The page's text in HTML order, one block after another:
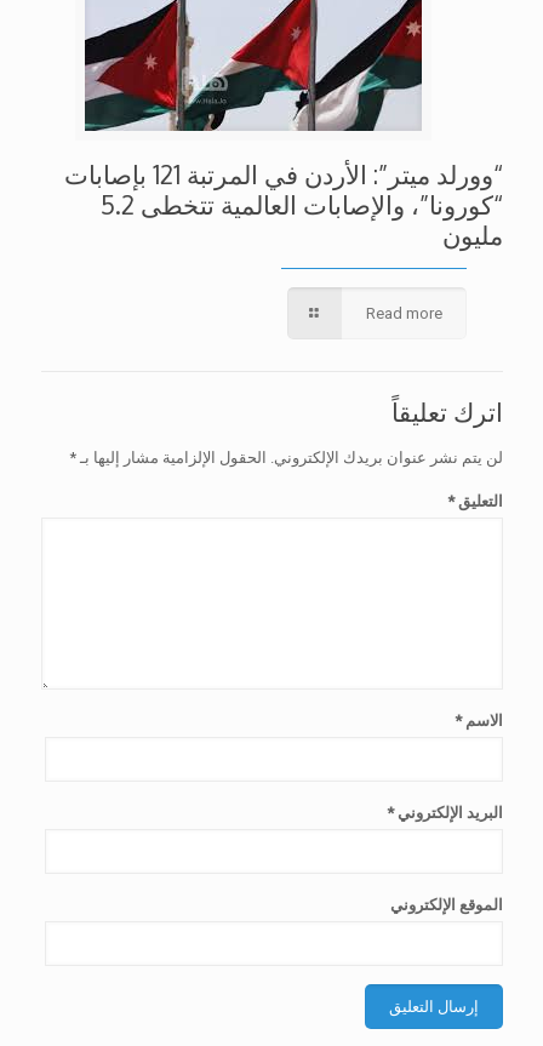
“وورلد ميتر”: الأردن في المرتبة 121 بإصابات
“كورونا”، والإصابات العالمية تتخطى 5.2
مليون
Read more
اترك تعليقاً
لن يتم نشر عنوان بريدك الإلكتروني. الحقول الإلزامية مشار إليها بـ*
التعليق*
الاسم*
البريد الإلكتروني*
الموقع الإلكتروني